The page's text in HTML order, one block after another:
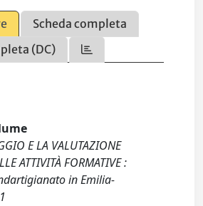
Scheda completa
(DC)
E LA VALUTAZIONE
ATTIVITÀ FORMATIVE :
in Emilia-